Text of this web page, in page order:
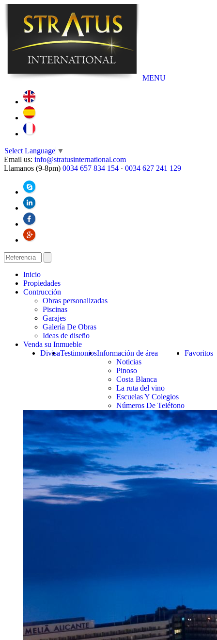
MENU
Select Language ▼
Email us: info@stratusinternational.com
Llamanos (9-8pm) 0034 657 834 154 · 0034 627 241 129
Inicio
Propiedades
Contrucción
Obras personalizadas
Piscinas
Garajes
Galería De Obras
Ideas de diseño
Venda su Inmueble
Favoritos
Información de área
Noticias
Pinoso
Costa Blanca
La ruta del vino
Escuelas Y Colegios
Números De Teléfono
Testimonios
Divisa